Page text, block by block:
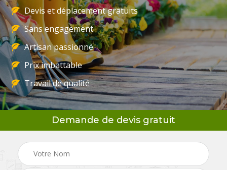
Devis et déplacement gratuits
Sans engagement
Artisan passionné
Prix imbattable
Travail de qualité
Demande de devis gratuit